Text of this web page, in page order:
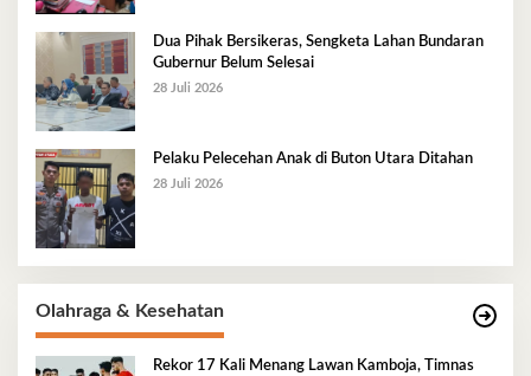
Dua Pihak Bersikeras, Sengketa Lahan Bundaran
Gubernur Belum Selesai
28 Juli 2026
Pelaku Pelecehan Anak di Buton Utara Ditahan
28 Juli 2026
Olahraga & Kesehatan
Rekor 17 Kali Menang Lawan Kamboja, Timnas